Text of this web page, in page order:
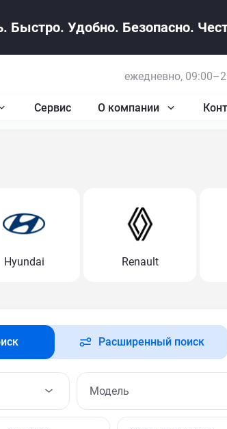
Удобно. Безопасно.
Сервис О компании
ежедневно,
Hyundai Renault
Расширенный поиск
Модель